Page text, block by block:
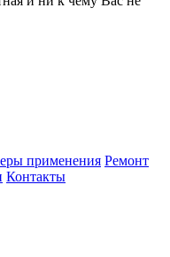
применения Ремонт
Контакты